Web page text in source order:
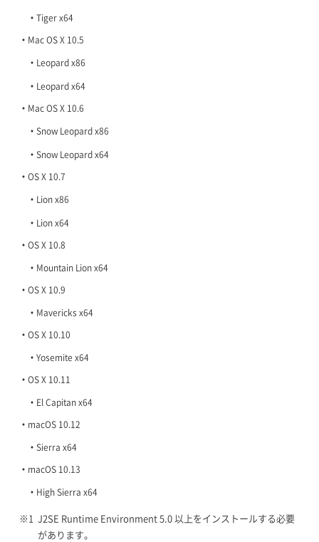
Tiger x64
Mac OS X 10.5
Leopard x86
Leopard x64
Mac OS X 10.6
Snow Leopard x86
Snow Leopard x64
OS X 10.7
Lion x86
Lion x64
OS X 10.8
Mountain Lion x64
OS X 10.9
Mavericks x64
OS X 10.10
Yosemite x64
OS X 10.11
El Capitan x64
macOS 10.12
Sierra x64
macOS 10.13
High Sierra x64
J2SE Runtime Environment 5.0 以上をインストールする必要
があります。